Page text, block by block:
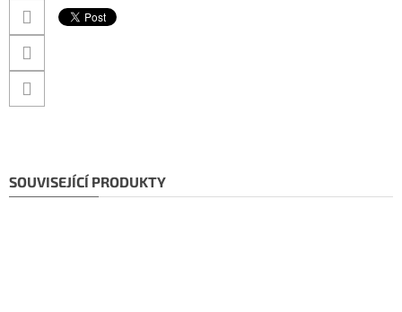
SOUVISEJÍCÍ PRODUKTY